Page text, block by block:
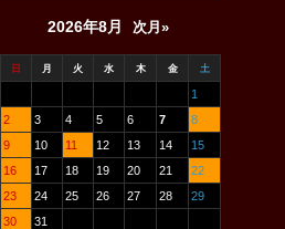
2026年8月 次月»
日 月 火 水 木 金 土
1
2
3 4 5 6 7
8
9
10 11 12 13 14
15
16
17 18 19 20 21
22
23
24 25 26 27 28
29
30
31